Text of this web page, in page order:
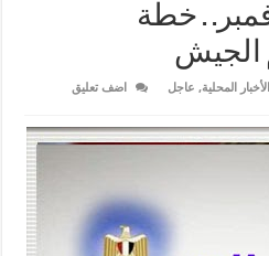
الاثنين 30 نوفمبر. . خطة
الجيش
الأخبار المحلية, عاجل
اضف تعليق